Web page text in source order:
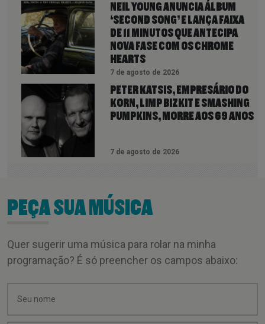
NEIL YOUNG ANUNCIA ÁLBUM
‘SECOND SONG’ E LANÇA FAIXA
DE 11 MINUTOS QUE ANTECIPA
NOVA FASE COM OS CHROME
HEARTS
7 de agosto de 2026
PETER KATSIS, EMPRESÁRIO DO
KORN, LIMP BIZKIT E SMASHING
PUMPKINS, MORRE AOS 69 ANOS
7 de agosto de 2026
PEÇA SUA MÚSICA
Quer sugerir uma música para rolar na minha
programação? É só preencher os campos abaixo: